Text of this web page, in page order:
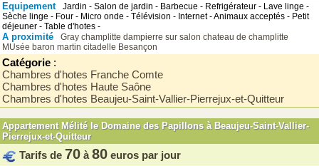
Equipement
Jardin - Salon de jardin - Barbecue - Refrigérateur - Lave linge -
Sèche linge - Four - Micro onde - Télévision - Internet - Animaux acceptés - Petit
déjeuner - Table d'hotes -
A proximité Gray champlitte dampierre sur salon chateau de champlitte
MUsée baron martin citadelle Besançon
Catégorie :
Chambres d'hotes Franche Comte
Chambres d'hotes Haute Saône
Chambres d'hotes Beaujeu-Saint-Vallier-Pierrejux-et-Quitteur
Appartement Mélité le Domaine des Papillons à Beaujeu-Saint-Vallier-
Pierrejux-et-Quitteur
Tarifs de 70 à 80 euros par jour